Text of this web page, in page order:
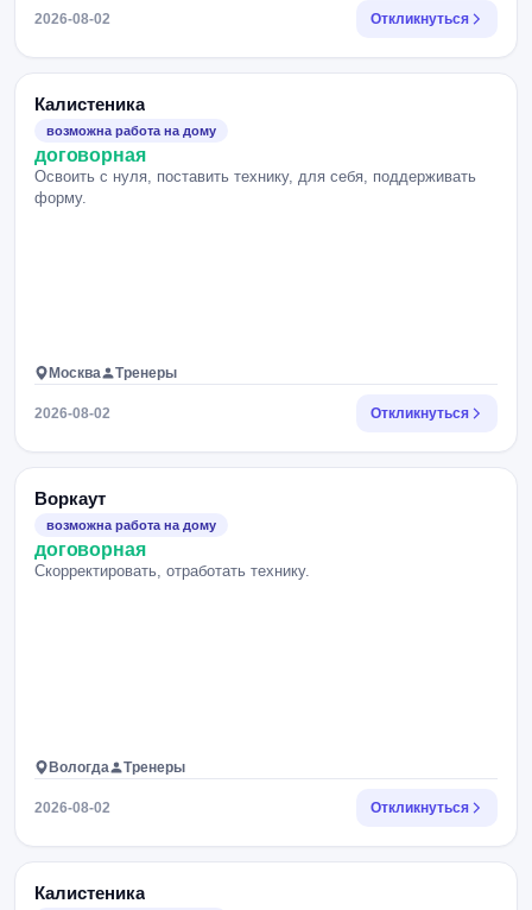
2026-08-02 Откликнуться
Калистеника
возможна работа на дому
договорная
Освоить с нуля, поставить технику, для себя, поддерживать
форму.
Москва Тренеры
2026-08-02 Откликнуться
Воркаут
возможна работа на дому
договорная
Скорректировать, отработать технику.
Вологда Тренеры
2026-08-02 Откликнуться
Калистеника